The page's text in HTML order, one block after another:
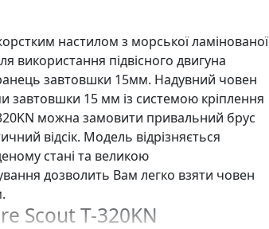
настилом з морської ламінованої
підвісного двигуна
завтовшки 15мм. Надувний човен
15 мм із системою кріплення
можна замовити привальний брус
відсік. Модель відрізняється
стані та великою
дозволить Вам легко взяти човен
Scout T-320KN